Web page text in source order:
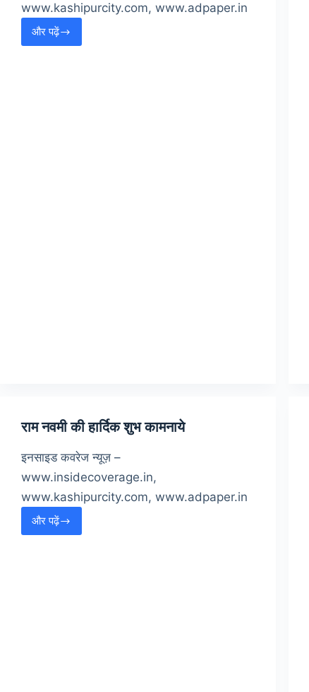
www.kashipurcity.com, www.adpaper.in
और पढ़ें
नो
राम नवमी की हार्दिक शुभ कामनाये
इनसाइड कवरेज न्यूज़ –
www.insidecoverage.in,
www.kashipurcity.com, www.adpaper.in
और पढ़ें
राम